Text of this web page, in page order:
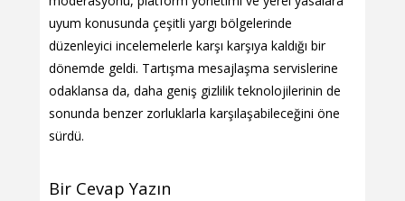
uyum konusunda çeşitli yargı bölgelerinde
düzenleyici incelemelerle karşı karşıya kaldığı bir
dönemde geldi. Tartışma mesajlaşma servislerine
odaklansa da, daha geniş gizlilik teknolojilerinin de
sonunda benzer zorluklarla karşılaşabileceğini öne
sürdü.
Bir Cevap Yazın